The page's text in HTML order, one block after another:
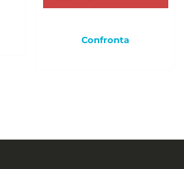
Confronta